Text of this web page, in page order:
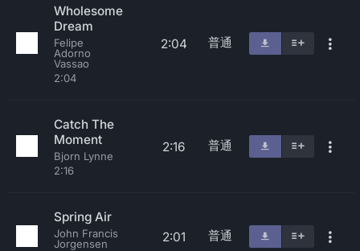
Wholesome
Dream
Felipe
Adorno
Vassao
2:04
2:04 普通
Catch The
Moment
Bjorn Lynne
2:16
2:16 普通
Spring Air
John Francis
Jorgensen
2:01 普通